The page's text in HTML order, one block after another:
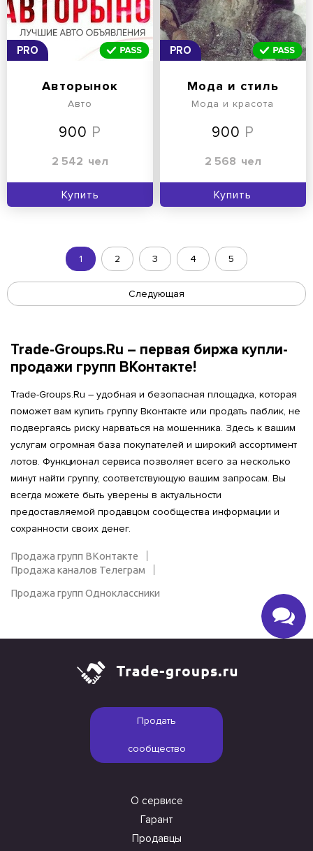
PRO
Авторынок
Авто
900
2 542 чел
Купить
PRO
Мода и стиль
Мода и красота
900
2 568 чел
Купить
1 2 3 4 5
Следующая
Trade-Groups.Ru – первая биржа купли-
продажи групп ВКонтакте!
Trade-Groups.Ru – удобная и безопасная площадка, которая
поможет вам купить группу Вконтакте или продать паблик, не
подвергаясь риску нарваться на мошенника. Здесь к вашим
услугам огромная база покупателей и широкий ассортимент
лотов. Функционал сервиса позволяет всего за несколько
минут найти группу, соответствующую вашим запросам. Вы
всегда можете быть уверены в актуальности
предоставляемой продавцом сообщества информации и
сохранности своих денег.
Продажа групп ВКонтакте
Продажа каналов Телеграм
Продажа групп Одноклассники
Продать
сообщество
О сервисе
Гарант
Продавцы